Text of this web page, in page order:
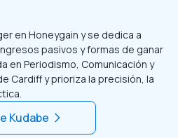
en Honeygain y se dedica a
pasivos y formas de ganar
en Periodismo, Comunicación y
Cardiff y prioriza la precisión, la
Kudabe